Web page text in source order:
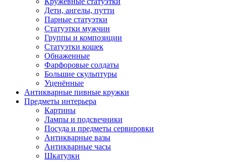
Дети, ангелы, путти
Парные статуэтки
Статуэтки мужчин
Группы и композиции
Статуэтки кошек
Обнаженные
Фарфоровые солдаты
Большие скульптуры
Уценённые
Антикварные пивные кружки
Предметы интерьера
Картины
Лампы и подсвечники
Посуда и предметы сервировки
Антикварные вазы
Антикварные часы
Шкатулки